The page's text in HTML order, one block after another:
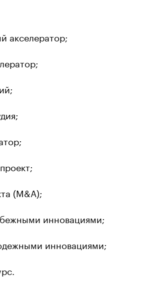
акселератор;
(M&A);
инновациями;
инновациями;